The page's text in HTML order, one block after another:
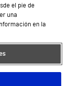
el trabajo
el pie de
una
en la